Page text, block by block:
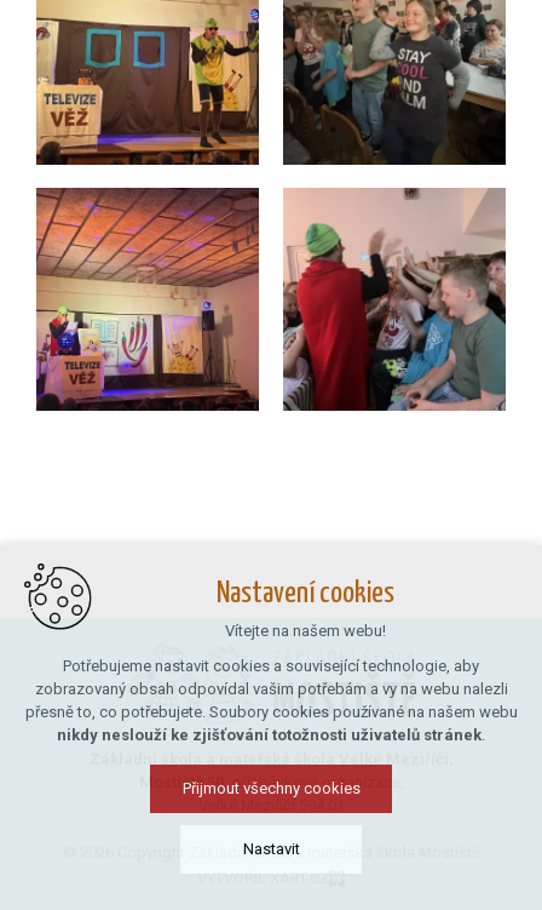
Mostiště 50,příspěvková organizace,
© 2026 Copyright Základní škola a mateřská škola Mostiště
VYTVOŘIL XART.CZ
Nastavení cookies
Vítejte na našem webu!
Potřebujeme nastavit cookies a související technologie, aby
zobrazovaný obsah odpovídal vašim potřebám a vy na webu nalezli
přesně to, co potřebujete. Soubory cookies používané na našem webu
nikdy neslouží ke zjišťování totožnosti uživatelů stránek.
Přijmout všechny cookies
Nastavit